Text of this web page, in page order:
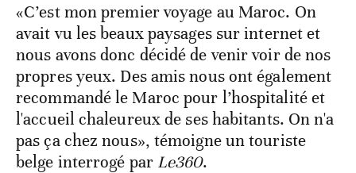
«C’est mon premier voyage au Maroc. On
avait vu les beaux paysages sur internet et
nous avons donc décidé de venir voir de nos
propres yeux. Des amis nous ont également
recommandé le Maroc pour l’hospitalité et
l'accueil chaleureux de ses habitants. On n'a
pas ça chez nous», témoigne un touriste
belge interrogé par Le360.